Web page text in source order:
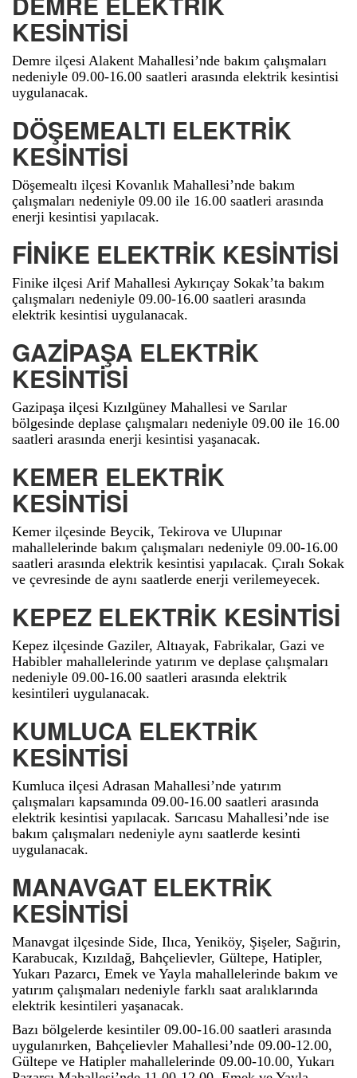
KESİNTİSİ
Demre ilçesi Alakent Mahallesi’nde bakım çalışmaları
nedeniyle 09.00-16.00 saatleri arasında elektrik kesintisi
uygulanacak.
DÖŞEMEALTI ELEKTRİK
KESİNTİSİ
Döşemealtı ilçesi Kovanlık Mahallesi’nde bakım
çalışmaları nedeniyle 09.00 ile 16.00 saatleri arasında
enerji kesintisi yapılacak.
FİNİKE ELEKTRİK KESİNTİSİ
Finike ilçesi Arif Mahallesi Aykırıçay Sokak’ta bakım
çalışmaları nedeniyle 09.00-16.00 saatleri arasında
elektrik kesintisi uygulanacak.
GAZİPAŞA ELEKTRİK
KESİNTİSİ
Gazipaşa ilçesi Kızılgüney Mahallesi ve Sarılar
bölgesinde deplase çalışmaları nedeniyle 09.00 ile 16.00
saatleri arasında enerji kesintisi yaşanacak.
KEMER ELEKTRİK
KESİNTİSİ
Kemer ilçesinde Beycik, Tekirova ve Ulupınar
mahallelerinde bakım çalışmaları nedeniyle 09.00-16.00
saatleri arasında elektrik kesintisi yapılacak. Çıralı Sokak
ve çevresinde de aynı saatlerde enerji verilemeyecek.
KEPEZ ELEKTRİK KESİNTİSİ
Kepez ilçesinde Gaziler, Altıayak, Fabrikalar, Gazi ve
Habibler mahallelerinde yatırım ve deplase çalışmaları
nedeniyle 09.00-16.00 saatleri arasında elektrik
kesintileri uygulanacak.
KUMLUCA ELEKTRİK
KESİNTİSİ
Kumluca ilçesi Adrasan Mahallesi’nde yatırım
çalışmaları kapsamında 09.00-16.00 saatleri arasında
elektrik kesintisi yapılacak. Sarıcasu Mahallesi’nde ise
bakım çalışmaları nedeniyle aynı saatlerde kesinti
uygulanacak.
MANAVGAT ELEKTRİK
KESİNTİSİ
Manavgat ilçesinde Side, Ilıca, Yeniköy, Şişeler, Sağırin,
Karabucak, Kızıldağ, Bahçelievler, Gültepe, Hatipler,
Yukarı Pazarcı, Emek ve Yayla mahallelerinde bakım ve
yatırım çalışmaları nedeniyle farklı saat aralıklarında
elektrik kesintileri yaşanacak.
Bazı bölgelerde kesintiler 09.00-16.00 saatleri arasında
uygulanırken, Bahçelievler Mahallesi’nde 09.00-12.00,
Gültepe ve Hatipler mahallelerinde 09.00-10.00, Yukarı